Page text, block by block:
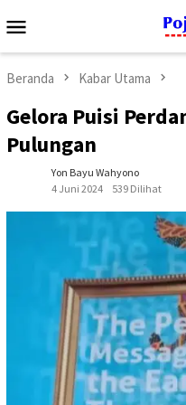
ke
Mobile
Beranda Kabar Utama
Gelora Puisi
Pulungan
Yon Bayu Wahyono
4 Juni 2024
539 Dilihat